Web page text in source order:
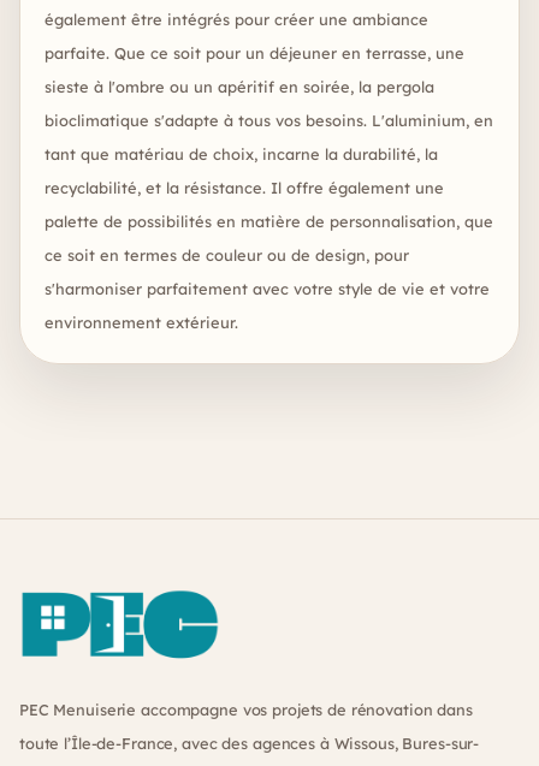
également être intégrés pour créer une ambiance
parfaite. Que ce soit pour un déjeuner en terrasse, une
sieste à l'ombre ou un apéritif en soirée, la pergola
bioclimatique s'adapte à tous vos besoins. L'aluminium, en
tant que matériau de choix, incarne la durabilité, la
recyclabilité, et la résistance. Il offre également une
palette de possibilités en matière de personnalisation, que
ce soit en termes de couleur ou de design, pour
s'harmoniser parfaitement avec votre style de vie et votre
environnement extérieur.
PEC Menuiserie accompagne vos projets de rénovation dans
toute l’Île-de-France, avec des agences à Wissous, Bures-sur-